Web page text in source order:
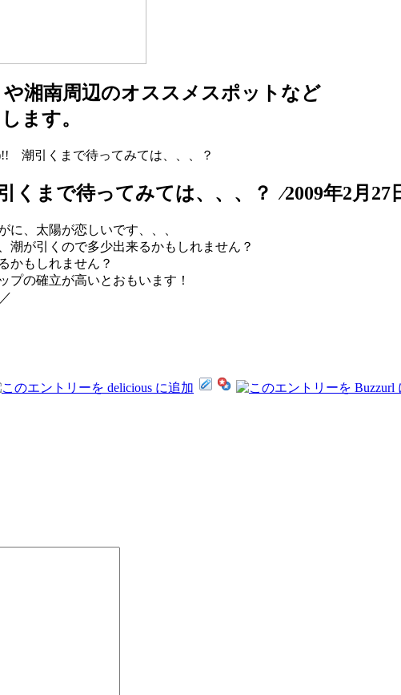
湘南周辺のオススメスポットなど
ます。
潮引くまで待ってみては、、、？
まで待ってみては、、、？ ⁄2009年2月27
に、太陽が恋しいです、、、
潮が引くので多少出来るかもしれません？
かもしれません？
プの確立が高いとおもいます！